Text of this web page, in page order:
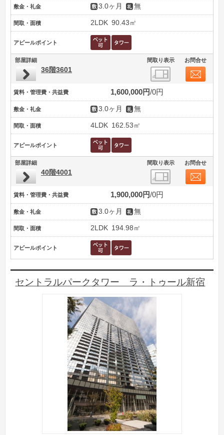
敷金・礼金 3.0ヶ月 無
間取・面積 2LDK 90.43㎡
アピールポイント
部屋詳細 間取り表示 お問合せ
36階3601
賃料・管理費・共益費 1,600,000円 0円
敷金・礼金 3.0ヶ月 無
間取・面積 4LDK 162.53㎡
アピールポイント
部屋詳細 間取り表示 お問合せ
40階4001
賃料・管理費・共益費 1,900,000円 0円
敷金・礼金 3.0ヶ月 無
間取・面積 2LDK 194.98㎡
アピールポイント
セントラルパークタワー ラ・トゥール新宿